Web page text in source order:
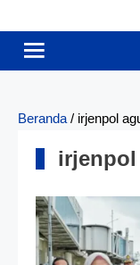
Beranda / irjenpol